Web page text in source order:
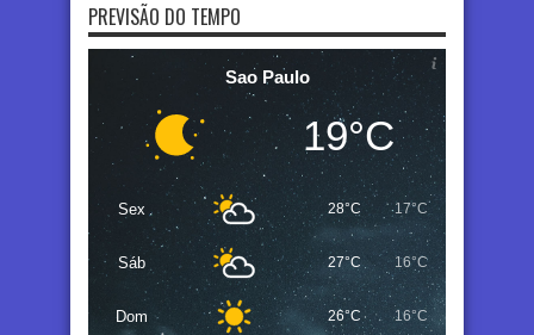
PREVISÃO DO TEMPO
Sao Paulo
19°C
Sex 28°C 17°C
Sáb 27°C 16°C
Dom 26°C 16°C